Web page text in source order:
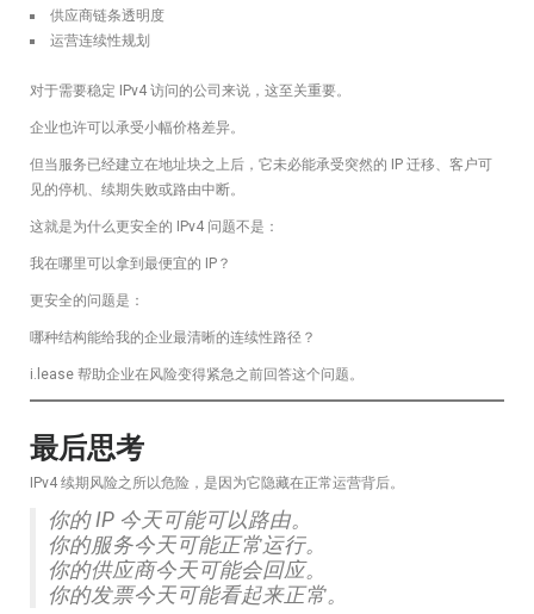
供应商链条透明度
运营连续性规划
对于需要稳定 IPv4 访问的公司来说，这至关重要。
企业也许可以承受小幅价格差异。
但当服务已经建立在地址块之上后，它未必能承受突然的 IP 迁移、客户可
见的停机、续期失败或路由中断。
这就是为什么更安全的 IPv4 问题不是：
我在哪里可以拿到最便宜的 IP？
更安全的问题是：
哪种结构能给我的企业最清晰的连续性路径？
i.lease 帮助企业在风险变得紧急之前回答这个问题。
最后思考
IPv4 续期风险之所以危险，是因为它隐藏在正常运营背后。
你的 IP 今天可能可以路由。
你的服务今天可能正常运行。
你的供应商今天可能会回应。
你的发票今天可能看起来正常。